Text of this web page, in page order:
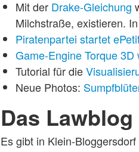
Mit der Drake-Gleichung
Milchstraße, existieren.
Piratenpartei startet
Game-Engine Torque
Tutorial für die
Neue Photos:
Das
Es gibt in Klein-